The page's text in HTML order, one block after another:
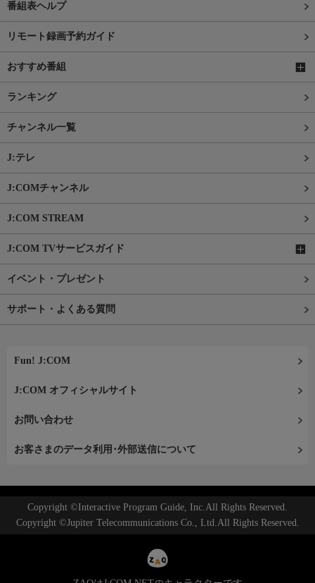
番組表ヘルプ
リモート録画予約ガイド
おすすめ番組
ランキング
チャンネル一覧
J:テレ
J:COMチャンネル
J:COM STREAM
J:COM TVサービスガイド
イベント・プレゼント
サポート・よくある質問
Fun! J:COM
J:COM オフィシャルサイト
お問い合わせ
お客さまのデータ利用･外部送信について
Copyright ©Interactive Program Guide, Inc.All Rights Reserved.
Copyright ©Jupiter Telecommunications Co., Ltd.All Rights Reserved.